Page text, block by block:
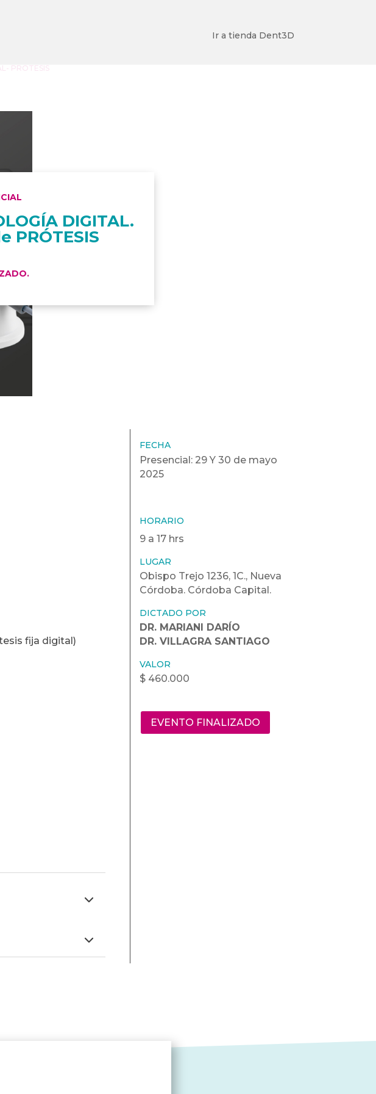
Ir a tienda Dent3D
PRÓTESIS
DIGITAL.
PRÓTESIS
fija digital)
FECHA
Presencial: 29 Y 30 de mayo
2025
HORARIO
9 a 17 hrs
LUGAR
Obispo Trejo 1236, 1C., Nueva
Córdoba. Córdoba Capital.
DICTADO POR
DR. MARIANI DARÍO
DR. VILLAGRA SANTIAGO
VALOR
$ 460.000
EVENTO FINALIZADO